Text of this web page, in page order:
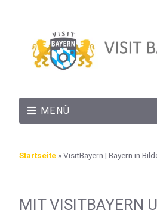
MENÜ
Startseite »VisitBayern | Bayern in
MIT VISITBAYERN